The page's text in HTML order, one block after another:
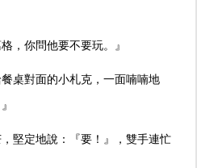
，你問他要不要玩。』
桌對面的小札克，一面喃喃地
堅定地說：『要！』，雙手連忙